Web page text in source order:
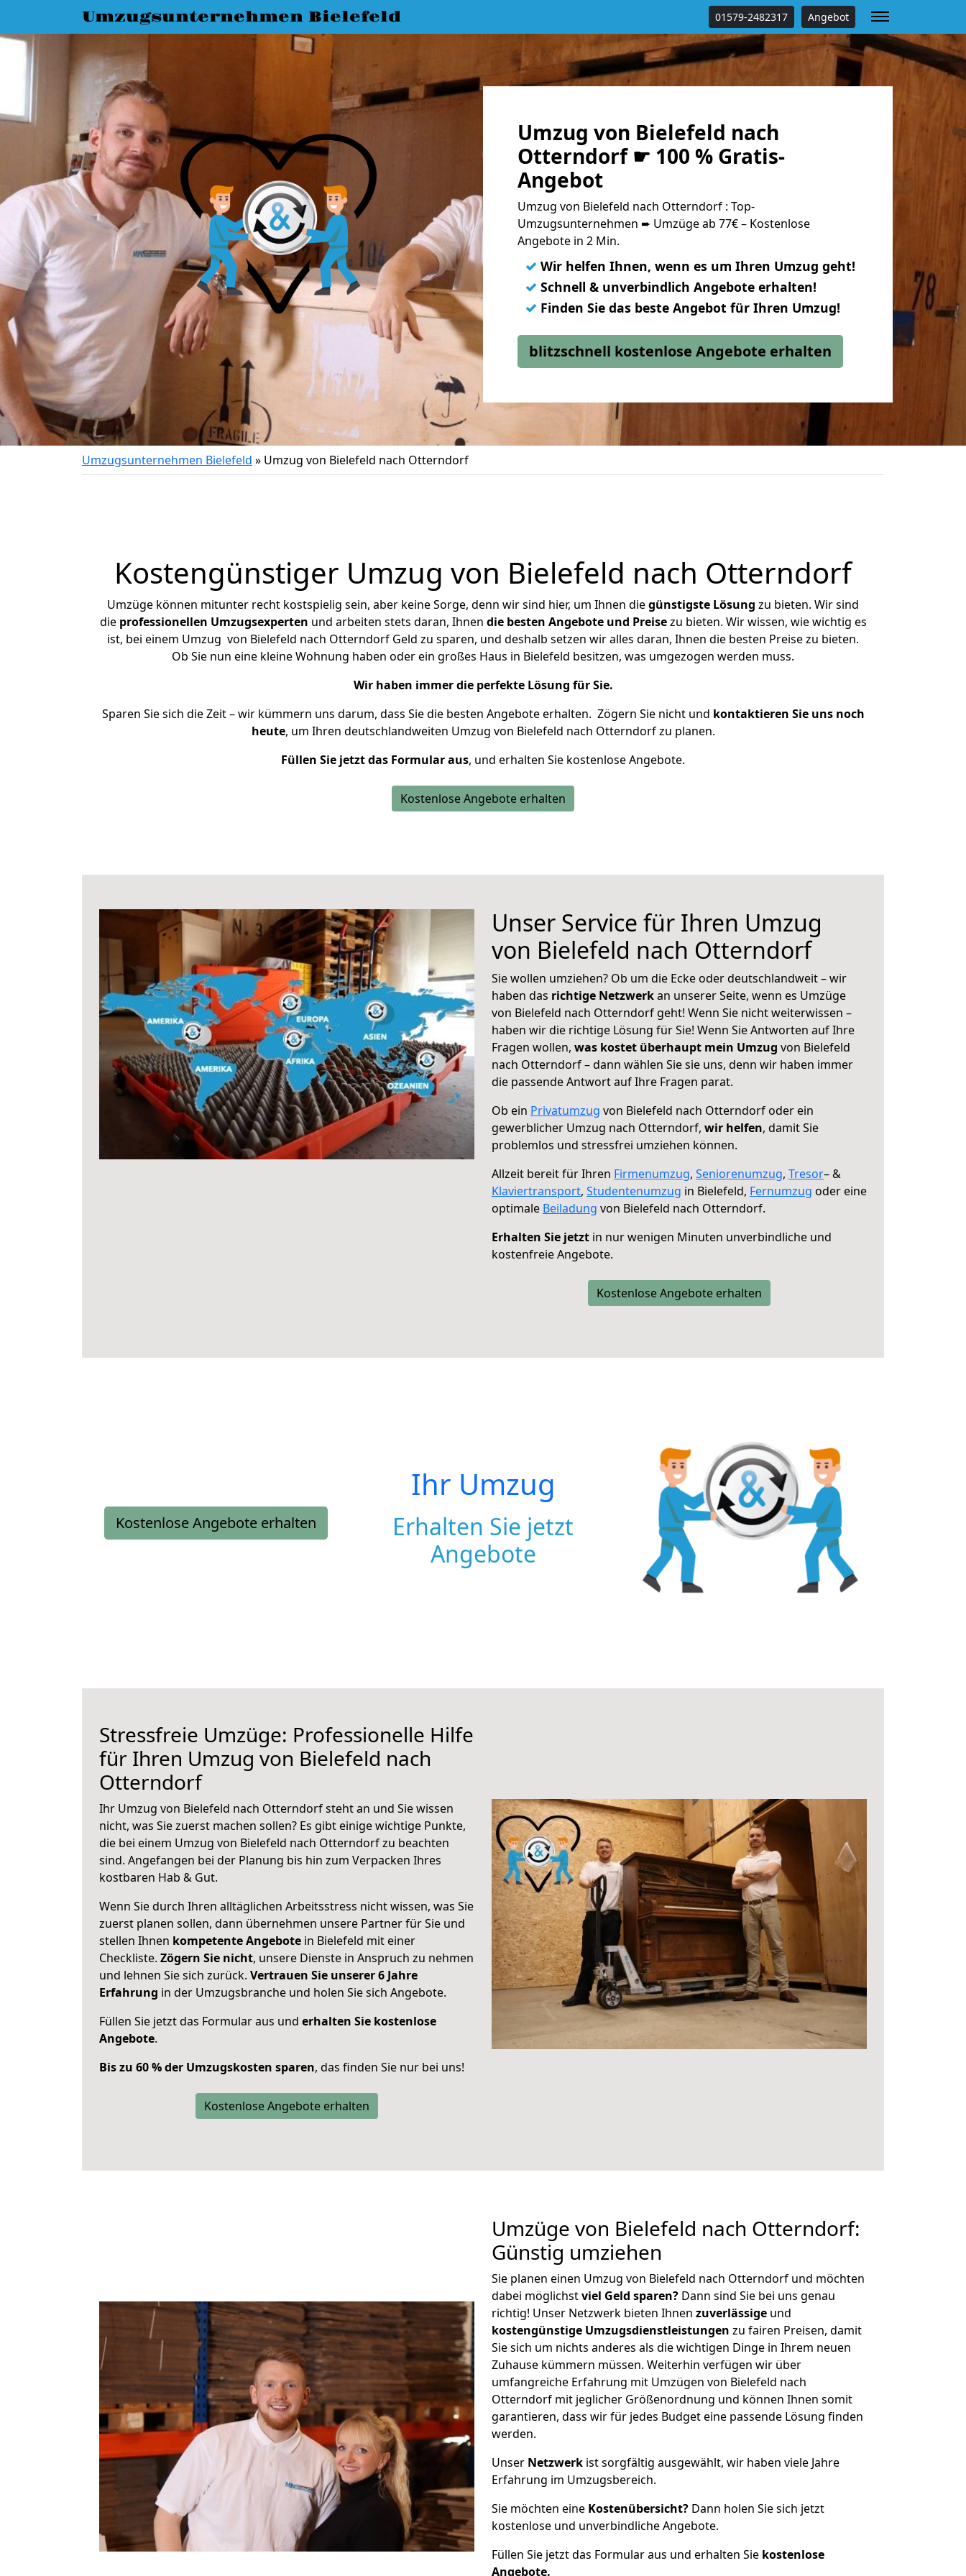
Umzugsunternehmen Bielefeld 01579-2482317 Angebot
Umzug von Bielefeld nach
Otterndorf ☛ 100 % Gratis-
Angebot
Umzug von Bielefeld nach Otterndorf : Top-
Umzugsunternehmen ➨ Umzüge ab 77€ – Kostenlose
Angebote in 2 Min.
✓ Wir helfen Ihnen, wenn es um Ihren Umzug geht!
✓ Schnell & unverbindlich Angebote erhalten!
✓ Finden Sie das beste Angebot für Ihren Umzug!
blitzschnell kostenlose Angebote erhalten
Umzugsunternehmen Bielefeld » Umzug von Bielefeld nach Otterndorf
Kostengünstiger Umzug von Bielefeld nach Otterndorf
Umzüge können mitunter recht kostspielig sein, aber keine Sorge, denn wir sind hier, um Ihnen diegünstigste Lösung zu bieten. Wir sind
die professionellen Umzugsexperten und arbeiten stets daran, Ihnen die besten Angebote und Preisezu bieten. Wir wissen, wie wichtig es
ist, bei einem Umzug von Bielefeld nach Otterndorf Geld zu sparen, und deshalb setzen wir alles daran, Ihnen die besten Preise zu bieten.
Ob Sie nun eine kleine Wohnung haben oder ein großes Haus in Bielefeld besitzen, was umgezogen werden muss.
Wir haben immer die perfekte Lösung für Sie.
Sparen Sie sich die Zeit – wir kümmern uns darum, dass Sie die besten Angebote erhalten. Zögern Sie nicht und kontaktieren Sie uns noch
heute, um Ihren deutschlandweiten Umzug von Bielefeld nach Otterndorf zu planen.
Füllen Sie jetzt das Formular aus, und erhalten Sie kostenlose Angebote.
Kostenlose Angebote erhalten
Unser Service für Ihren Umzug
von Bielefeld nach Otterndorf
Sie wollen umziehen? Ob um die Ecke oder deutschlandweit – wir
haben das richtige Netzwerkan unserer Seite, wenn es Umzüge
von Bielefeld nach Otterndorf geht! Wenn Sie nicht weiterwissen –
haben wir die richtige Lösung für Sie! Wenn Sie Antworten auf Ihre
Fragen wollen, was kostet überhaupt mein Umzug von Bielefeld
nach Otterndorf – dann wählen Sie sie uns, denn wir haben immer
die passende Antwort auf Ihre Fragen parat.
Ob ein Privatumzug von Bielefeld nach Otterndorf oder ein
gewerblicher Umzug nach Otterndorf, wir helfen, damit Sie
problemlos und stressfrei umziehen können.
Allzeit bereit für Ihren Firmenumzug, Seniorenumzug, Tresor– &
Klaviertransport, Studentenumzug in Bielefeld, Fernumzug oder eine
optimale Beiladung von Bielefeld nach Otterndorf.
Erhalten Sie jetzt in nur wenigen Minuten unverbindliche und
kostenfreie Angebote.
Kostenlose Angebote erhalten
Kostenlose Angebote erhalten
Ihr Umzug
Erhalten Sie jetzt
Angebote
Stressfreie Umzüge: Professionelle Hilfe
für Ihren Umzug von Bielefeld nach
Otterndorf
Ihr Umzug von Bielefeld nach Otterndorf steht an und Sie wissen
nicht, was Sie zuerst machen sollen? Es gibt einige wichtige Punkte,
die bei einem Umzug von Bielefeld nach Otterndorf zu beachten
sind. Angefangen bei der Planung bis hin zum Verpacken Ihres
kostbaren Hab & Gut.
Wenn Sie durch Ihren alltäglichen Arbeitsstress nicht wissen, was Sie
zuerst planen sollen, dann übernehmen unsere Partner für Sie und
stellen Ihnen kompetente Angebote in Bielefeld mit einer
Checkliste. Zögern Sie nicht, unsere Dienste in Anspruch zu nehmen
und lehnen Sie sich zurück. Vertrauen Sie unserer 6 Jahre
Erfahrung in der Umzugsbranche und holen Sie sich Angebote.
Füllen Sie jetzt das Formular aus und erhalten Sie kostenlose
Angebote.
Bis zu 60 % der Umzugskosten sparen, das finden Sie nur bei uns!
Kostenlose Angebote erhalten
Umzüge von Bielefeld nach Otterndorf:
Günstig umziehen
Sie planen einen Umzug von Bielefeld nach Otterndorf und möchten
dabei möglichstviel Geld sparen? Dann sind Sie bei uns genau
richtig! Unser Netzwerk bieten Ihnen zuverlässige und
kostengünstige Umzugsdienstleistungen zu fairen Preisen, damit
Sie sich um nichts anderes als die wichtigen Dinge in Ihrem neuen
Zuhause kümmern müssen. Weiterhin verfügen wir über
umfangreiche Erfahrung mit Umzügen von Bielefeld nach
Otterndorf mit jeglicher Größenordnung und können Ihnen somit
garantieren, dass wir für jedes Budget eine passende Lösung finden
werden.
Unser Netzwerk ist sorgfältig ausgewählt, wir haben viele Jahre
Erfahrung im Umzugsbereich.
Sie möchten eine Kostenübersicht? Dann holen Sie sich jetzt
kostenlose und unverbindliche Angebote.
Füllen Sie jetzt das Formular aus und erhalten Sie kostenlose
Angebote.